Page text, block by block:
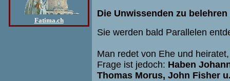
Fatima.ch
Die Unwissenden zu
Sie werden bald Parallelen
Man redet von Ehe und
Frage ist jedoch: Haben
Thomas Morus, John Fisher